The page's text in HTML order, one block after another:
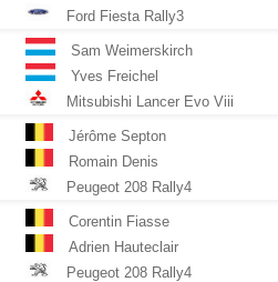
Ford Fiesta Rally3
Sam Weimerskirch
Yves Freichel
Mitsubishi Lancer Evo Viii
Jérôme Septon
Romain Denis
Peugeot 208 Rally4
Corentin Fiasse
Adrien Hauteclair
Peugeot 208 Rally4